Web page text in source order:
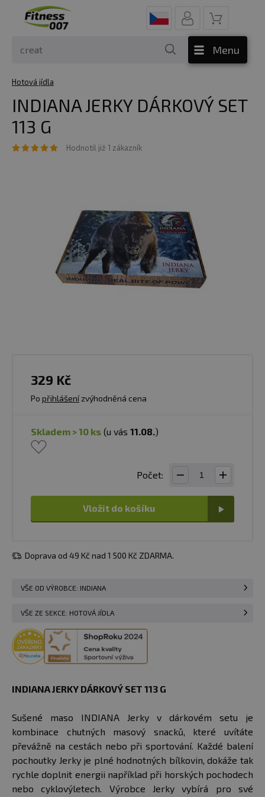
Menu
Hotová jídla
INDIANA JERKY DÁRKOVÝ SET
113 G
Hodnotil již 1 zákazník
329 Kč
Po přihlášenízvýhodněná cena
skladem > 10 ks (u vás 11.08.)
Počet:
Vložit do košíku
Doprava od 49 Kč nad 1 500 Kč ZDARMA.
VŠE OD VÝROBCE: INDIANA
VŠE ZE SEKCE: HOTOVÁ JÍDLA
INDIANA JERKY DÁRKOVÝ SET 113 G​
Sušené maso INDIANA Jerky v dárkovém setu je
kombinace chutných masový snacků, které uvítáte
převážně na cestách nebo při sportování. Každé balení
pochoutky Jerky je plné hodnotných bílkovin, dokáže tak
rychle doplnit energii například při horských pochodech
nebo cyklovýletech. Výrobce Jerky vybírá pro své